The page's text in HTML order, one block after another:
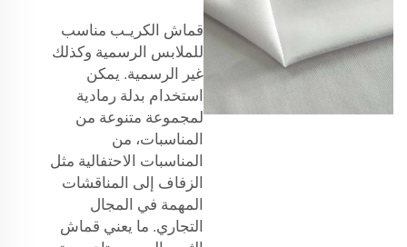
قماش الكريـب مناسب
للملابس الرسمية وكذلك
غير الرسمية. يمكن
استخدام بدلة رمادية
لمجموعة متنوعة من
المناسبات، من
المناسبات الاحتفالية مثل
الزفاف إلى المناقشات
المهمة في المجال
التجاري. ما يعني قماش